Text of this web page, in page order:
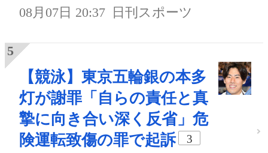
08月07日 20:37 日刊スポーツ
【競泳】東京五輪銀の本多
灯が謝罪「自らの責任と真
摯に向き合い深く反省」危
険運転致傷の罪で起訴
3